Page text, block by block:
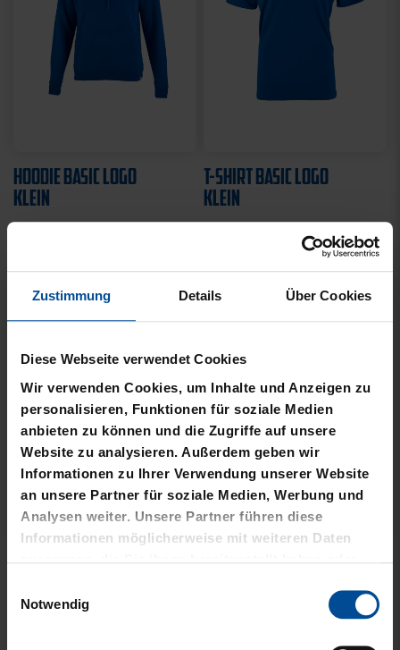
Zustimmung Details Über Cookies
Diese Webseite verwendet Cookies
Wir verwenden Cookies, um Inhalte und Anzeigen zu
personalisieren, Funktionen für soziale Medien
anbieten zu können und die Zugriffe auf unsere
Website zu analysieren. Außerdem geben wir
Informationen zu Ihrer Verwendung unserer Website
an unsere Partner für soziale Medien, Werbung und
Analysen weiter. Unsere Partner führen diese
Informationen möglicherweise mit weiteren Daten
gesammelt haben.
Notwendig
HOODIE BASIC LOGO
KLEIN
T-SHIRT BASIC LOGO
KLEIN
Ausverkauft Sale